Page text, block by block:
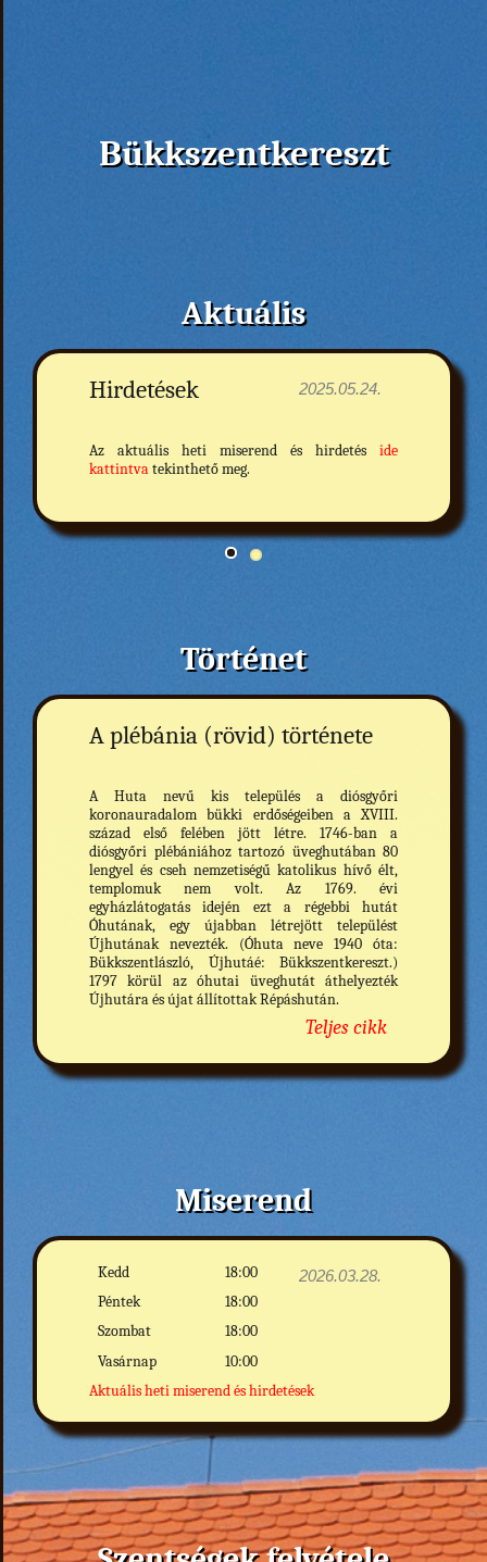
Történet
Galéria
Bükkszentkereszt
Aktuális
2025.05.24.
Hirdetések
Az aktuális heti miserend és hirdetés ide
kattintvatekinthető meg.
Történet
A plébánia (rövid) története
A Huta nevű kis település a diósgyőri
koronauradalom bükki erdőségeiben a XVIII.
század első felében jött létre. 1746-ban a
diósgyőri plébániához tartozó üveghutában 80
lengyel és cseh nemzetiségű katolikus hívő élt,
templomuk nem volt. Az 1769. évi
egyházlátogatás idején ezt a régebbi hutát
Óhutának, egy újabban létrejött települést
Újhutának nevezték. (Óhuta neve 1940 óta:
Bükkszentlászló, Újhutáé: Bükkszentkereszt.)
1797 körül az óhutai üveghutát áthelyezték
Újhutára és újat állítottak Répáshután.
Teljes cikk
Miserend
2026.03.28.
Kedd
18:00
Péntek
18:00
Szombat
18:00
Vasárnap
10:00
Aktuális heti miserend és hirdetések